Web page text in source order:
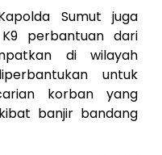
Sumut juga
perbantuan dari
di wilayah
untuk
korban yang
banjir bandang